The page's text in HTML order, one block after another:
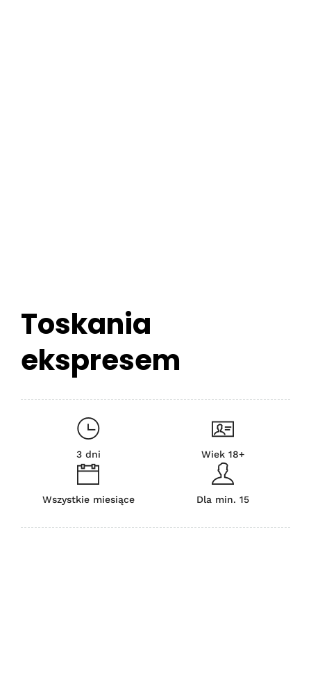
Toskania
ekspresem
3 dni Wiek 18+
Wszystkie miesiące Dla min. 15